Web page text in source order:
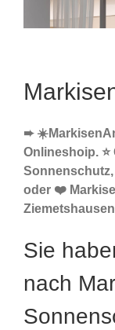
➨
Onlineshoip.
oder ❤️
Sie
nach